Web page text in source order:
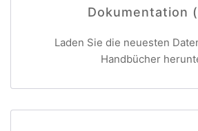
Dokumentation
Laden Sie die neuesten
Handbücher